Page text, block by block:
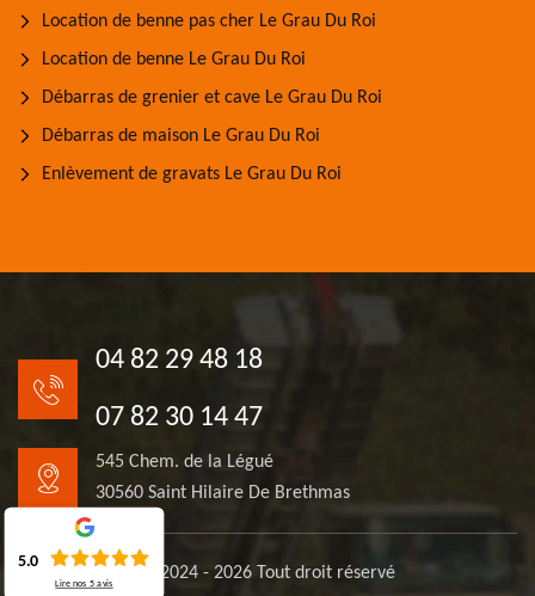
Location de benne pas cher Le Grau Du Roi
Location de benne Le Grau Du Roi
Débarras de grenier et cave Le Grau Du Roi
Débarras de maison Le Grau Du Roi
Enlèvement de gravats Le Grau Du Roi
04 82 29 48 18
07 82 30 14 47
545 Chem. de la Légué
30560 Saint Hilaire De Brethmas
© 2024 - 2026 Tout droit réservé
5.0
Lire nos5 avis